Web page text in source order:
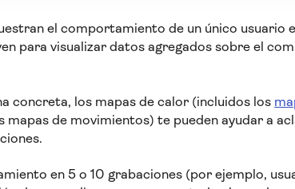
el comportamiento de un único usuario
para visualizar datos agregados sobre el
concreta, los mapas de calor (incluidos los
mapas de movimientos) te pueden ayudar a
en 5 o 10 grabaciones (por ejemplo,